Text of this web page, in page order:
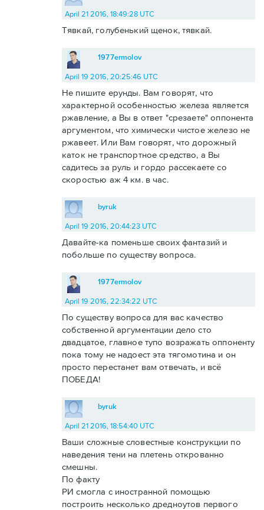
April 21 2016, 18:49:28 UTC
Тявкай, голубенький щенок, тявкай.
1977ermolov
April 19 2016, 20:25:46 UTC
Не пишите ерунды. Вам говорят, что
характерной особенностью железа является
ржавление, а Вы в ответ "срезаете" оппонента
аргументом, что химически чистое железо не
ржавеет. Или Вам говорят, что дорожный
каток не транспортное средство, а Вы
садитесь за руль и гордо рассекаете со
скоростью аж 4 км. в час.
byruk
April 19 2016, 20:44:23 UTC
Давайте-ка поменьше своих фантазий и
побольше по существу вопроса.
1977ermolov
April 19 2016, 22:34:22 UTC
По существу вопроса для вас качество
собственной аргументации дело сто
двадцатое, главное тупо возражать оппоненту
пока тому не надоест эта тягомотина и он
просто перестанет вам отвечать, и всё
ПОБЕДА!
byruk
April 21 2016, 18:54:40 UTC
Ваши сложные словестные конструкции по
наведения тени на плетень открованно
смешны.
По факту
РИ смогла с иностранной помощью
построить несколько дредноутов первого